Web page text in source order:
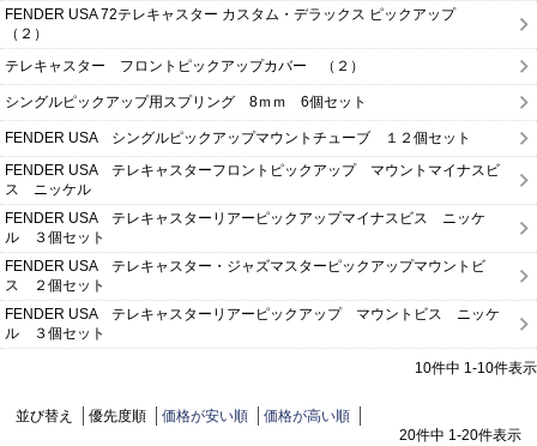
FENDER USA 72テレキャスター カスタム・デラックス ピックアップ
（２）
テレキャスター フロントピックアップカバー （２）
シングルピックアップ用スプリング 8ｍｍ 6個セット
FENDER USA シングルピックアップマウントチューブ １２個セット
FENDER USA テレキャスターフロントピックアップ マウントマイナスビ
ス ニッケル
FENDER USA テレキャスターリアーピックアップマイナスビス ニッケ
ル ３個セット
FENDER USA テレキャスター・ジャズマスターピックアップマウントビ
ス ２個セット
FENDER USA テレキャスターリアーピックアップ マウントビス ニッケ
ル ３個セット
10件中 1-10件表示
並び替え 優先度順 価格が安い順
価格が高い順
20件中 1-20件表示